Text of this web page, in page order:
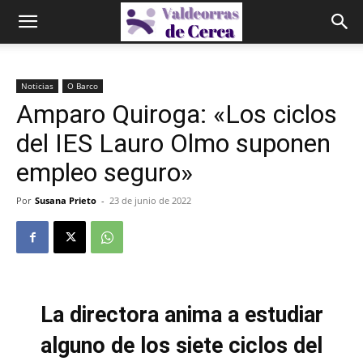
Noticias O Barco
Amparo Quiroga: «Los ciclos
del IES Lauro Olmo suponen
empleo seguro»
Por Susana Prieto - 23 de junio de 2022
La directora anima a estudiar
alguno de los siete ciclos del